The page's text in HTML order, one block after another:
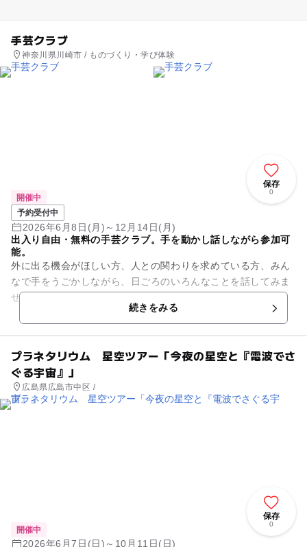
手芸クラブ
神奈川県川崎市 / ものづくり・学び体験
保存
0
開催中
予約受付中
2026年6月8日(月)～12月14日(月)
出入り自由・無料の手芸クラブ。手を動かし話しながら参加可
能。
外に出る機会がほしい方、人との関わりを求めている方、みん
なで手をうごかしながら、日ごろのいろんなことを話してみま
せんか？ 時間は11時～15時で、時間内の出入りは自由です。
続きをみる
プラネタリウム 星空ツアー「今夜の星空と『電波でさ
ぐる宇宙』」
広島県広島市中区 /
保存
0
開催中
2026年6月7日(日)～10月11日(日)